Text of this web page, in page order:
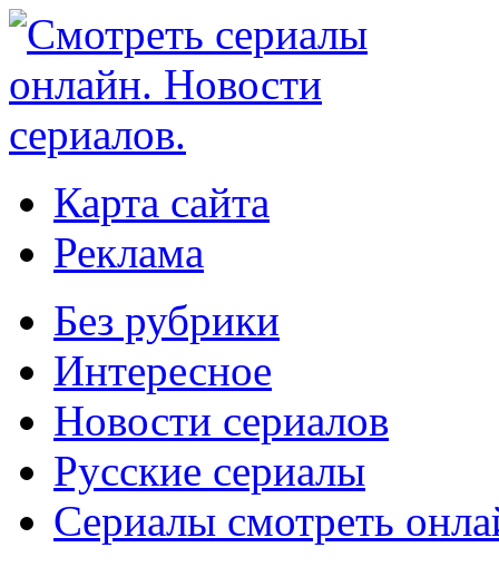
Карта сайта
Реклама
Без рубрики
Интересное
Новости сериалов
Русские сериалы
Сериалы смотреть